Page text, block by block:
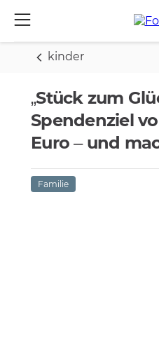
kinder
„Stück zum
Spendenziel
Euro – und
Familie